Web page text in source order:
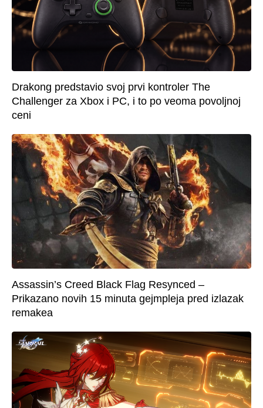
Drakong predstavio svoj prvi kontroler The
Challenger za Xbox i PC, i to po veoma povoljnoj
ceni
Assassin’s Creed Black Flag Resynced –
Prikazano novih 15 minuta gejmpleja pred izlazak
remakea